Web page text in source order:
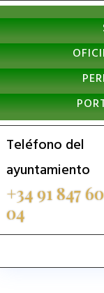
Nota:
este
sitio
web
incluye
un
sistema
de
accesibilidad.
Teléfono del
ayuntamiento
+34 91 847 60
04